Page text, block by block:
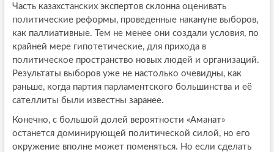
Часть казахстанских экспертов склонна оценивать
политические реформы, проведенные накануне выборов,
как паллиативные. Тем не менее они создали условия, по
крайней мере гипотетические, для прихода в
политическое пространство новых людей и организаций.
Результаты выборов уже не настолько очевидны, как
раньше, когда партия парламентского большинства и её
сателлиты были известны заранее.
Конечно, с большой долей вероятности «Аманат»
останется доминирующей политической силой, но его
окружение вполне может поменяться. Но если сделать